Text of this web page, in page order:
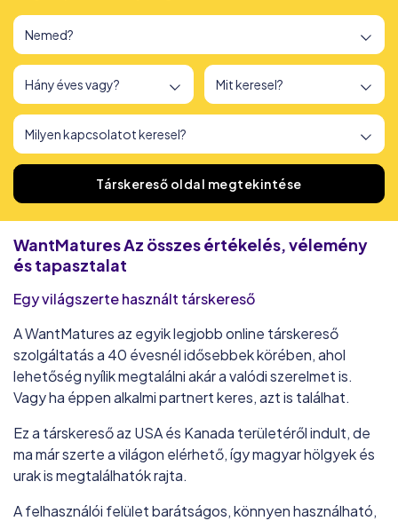
166 társkereső oldalt találtunk
Társkereső oldal megtekintése
WantMaturesAz összes értékelés, vélemény
és tapasztalat
Egy világszerte használt társkereső
A WantMatures az egyik legjobb online társkereső
szolgáltatás a 40 évesnél idősebbek körében, ahol
lehetőség nyílik megtalálni akár a valódi szerelmet is.
Vagy ha éppen alkalmi partnert keres, azt is találhat.
Ez a társkereső az USA és Kanada területéről indult, de
ma már szerte a világon elérhető, így magyar hölgyek és
urak is megtalálhatók rajta.
A felhasználói felület barátságos, könnyen használható,